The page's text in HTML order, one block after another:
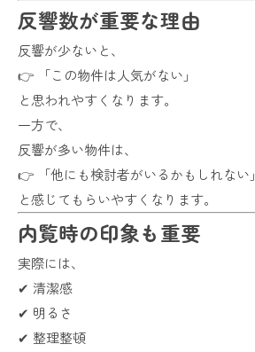
反響数が重要な理由
反響が少ないと、
👉 「この物件は人気がない」
と思われやすくなります。
一方で、
反響が多い物件は、
👉 「他にも検討者がいるかもしれない」
と感じてもらいやすくなります。
内覧時の印象も重要
実際には、
✔ 清潔感
✔ 明るさ
✔ 整理整頓